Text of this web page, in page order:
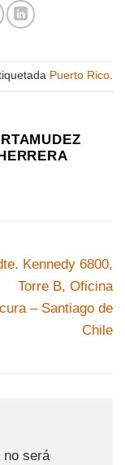
Puerto Rico.
Kennedy 6800,
Torre B, Oficina
– Santiago de
Chile
no será